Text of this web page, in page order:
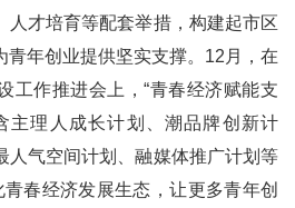
人才培育等配套举措，构建起市区
青年创业提供坚实支撑。12月，在
工作推进会上，“青春经济赋能支
主理人成长计划、潮品牌创新计
人气空间计划、融媒体推广计划等
春经济发展生态，让更多青年创